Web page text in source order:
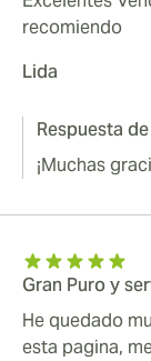
recomiendo
Lida
Respuesta
¡Muchas
Gran Puro y
He quedado
esta pagina,